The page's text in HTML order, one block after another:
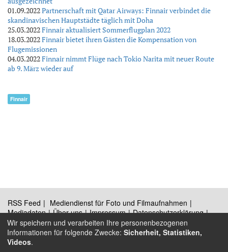
01.09.2022Partnerschaft mit Qatar Airways: Finnair verbindet die
skandinavischen Hauptstädte täglich mit Doha
25.03.2022Finnair aktualisiert Sommerflugplan 2022
18.03.2022Finnair bietet ihren Gästen die Kompensation von
Flugemissionen
04.03.2022Finnair nimmt Flüge nach Tokio Narita mit neuer Route
ab 9. März wieder auf
Finnair
RSS Feed
Mediendienst für Foto und Filmaufnahmen
Mediadaten
Über uns Impressum
Datenschutzerklärung
Kontakt
Wir speichern und verarbeiten Ihre personenbezogenen
Informationen für folgende Zwecke: Sicherheit, Statistiken,
Videos.